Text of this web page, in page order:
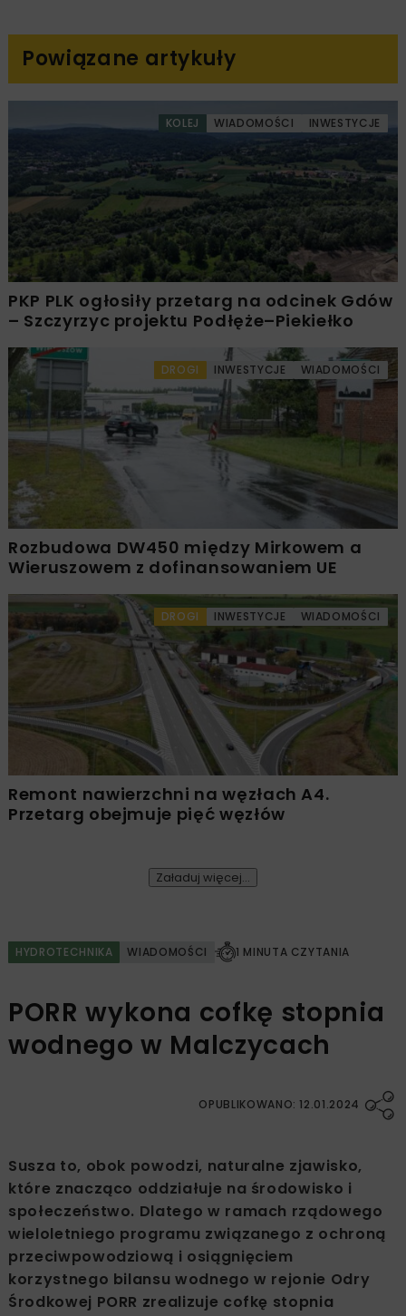
Powiązane artykuły
KOLEJ WIADOMOŚCI INWESTYCJE
PKP PLK ogłosiły przetarg na odcinek Gdów
– Szczyrzyc projektu Podłęże–Piekiełko
DROGI INWESTYCJE WIADOMOŚCI
Rozbudowa DW450 między Mirkowem a
Wieruszowem z dofinansowaniem UE
DROGI INWESTYCJE WIADOMOŚCI
Remont nawierzchni na węzłach A4.
Przetarg obejmuje pięć węzłów
Załaduj więcej...
HYDROTECHNIKA WIADOMOŚCI 1 MINUTA CZYTANIA
PORR wykona cofkę stopnia
wodnego w Malczycach
OPUBLIKOWANO: 12.01.2024
Susza to, obok powodzi, naturalne zjawisko,
które znacząco oddziałuje na środowisko i
społeczeństwo. Dlatego w ramach rządowego
wieloletniego programu związanego z ochroną
przeciwpowodziową i osiągnięciem
korzystnego bilansu wodnego w rejonie Odry
Środkowej PORR zrealizuje cofkę stopnia